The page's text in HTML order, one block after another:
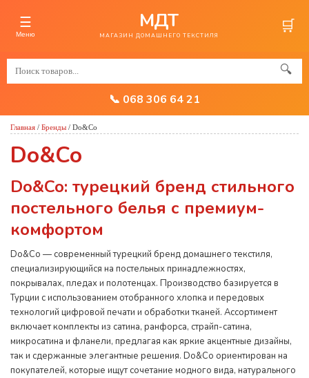
☰
Меню
МДТ
МАГАЗИН ДОМАШНЕГО ТЕКСТИЛЯ 🛒
🔍
📞 068 306 64 21
Главная / Бренды / Do&Co
Do&Co
Do&Co: турецкий бренд стильного
постельного белья с премиум-
комфортом
Do&Co — современный турецкий бренд домашнего текстиля,
специализирующийся на постельных принадлежностях,
покрывалах, пледах и полотенцах. Производство базируется в
Турции с использованием отобранного хлопка и передовых
технологий цифровой печати и обработки тканей. Ассортимент
включает комплекты из сатина, ранфорса, страйп-сатина,
микросатина и фланели, предлагая как яркие акцентные дизайны,
так и сдержанные элегантные решения. Do&Co ориентирован на
покупателей, которые ищут сочетание модного вида, натурального